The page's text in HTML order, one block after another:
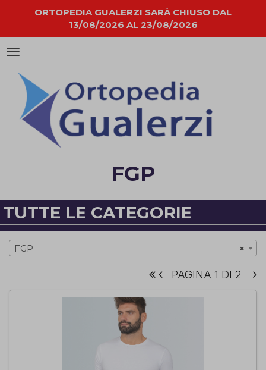
ORTOPEDIA GUALERZI SARÀ CHIUSO DAL
13/08/2026 AL 23/08/2026
Attiva/disattiva
navigazione
FGP
TUTTE LE CATEGORIE
×
FGP
PAGINA 1 DI 2